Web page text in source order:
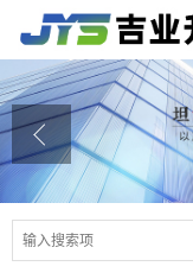
公司首页
公司介绍
公司动态
产品展厅